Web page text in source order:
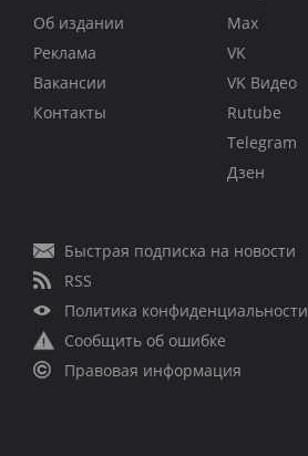
Об издании
Реклама
Вакансии
Контакты
Max
VK
VK Видео
Rutube
Telegram
Дзен
Быстрая подписка на новости
RSS
Политика конфиденциальности
Сообщить об ошибке
Правовая информация